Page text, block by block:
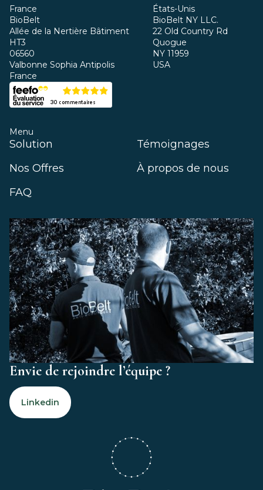
France
BioBelt
Allée de la Nertière Bâtiment
HT3
06560
Valbonne Sophia Antipolis
France
États-Unis
BioBelt NY LLC.
22 Old Country Rd
Quogue
NY 11959
USA
Menu
Solution
Témoignages
Nos Offres
À propos de nous
FAQ
Envie de rejoindre l’équipe ?
Linkedin